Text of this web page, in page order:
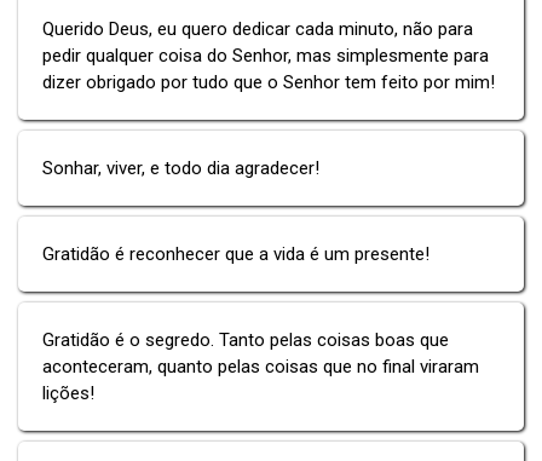
Querido Deus, eu quero dedicar cada minuto, não para
pedir qualquer coisa do Senhor, mas simplesmente para
dizer obrigado por tudo que o Senhor tem feito por mim!
Sonhar, viver, e todo dia agradecer!
Gratidão é reconhecer que a vida é um presente!
Gratidão é o segredo. Tanto pelas coisas boas que
aconteceram, quanto pelas coisas que no final viraram
lições!